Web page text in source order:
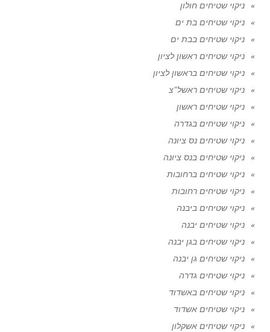
ניקוי שטיחים חולון
ניקוי שטיחים בת ים
ניקוי שטיחים בבת ים
ניקוי שטיחים ראשון לציון
ניקוי שטיחים בראשון לציון
ניקוי שטיחים ראשל"צ
ניקוי שטיחים ראשון
ניקוי שטיחים בגדרה
ניקוי שטיחים נס ציונה
ניקוי שטיחים בנס ציונה
ניקוי שטיחים ברחובות
ניקוי שטיחים רחובות
ניקוי שטיחים ביבנה
ניקוי שטיחים יבנה
ניקוי שטיחים בגן יבנה
ניקוי שטיחים גן יבנה
ניקוי שטיחים גדרה
ניקוי שטיחים באשדוד
ניקוי שטיחים אשדוד
ניקוי שטיחים אשקלון